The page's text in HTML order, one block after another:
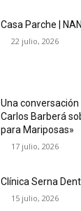
Casa Parche |
22 julio, 2026
Una
Carlos Barberá
para Mariposas»
17 julio, 2026
Clínica Serna
15 julio, 2026